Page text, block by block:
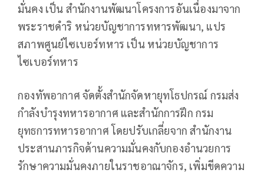
มั่นคง เป็น สำนักงานพัฒนาโครงการอันเนื่องมาจาก
พระราชดำริ หน่วยบัญชาการทหารพัฒนา, แปร
สภาพศูนย์ไซเบอร์ทหาร เป็น หน่วยบัญชาการ
ไซเบอร์ทหาร
กองทัพอากาศ จัดตั้งสำนักจัดหายุทโธปกรณ์ กรมส่ง
กำลังบำรุงทหารอากาศ และสำนักการฝึก กรม
ยุทธการทหารอากาศ โดยปรับเกลี่ยจาก สำนักงาน
ประสานภารกิจด้านความมั่นคงกับกองอำนวยการ
รักษาความมั่นคงภายในราชอาณาจักร, เพิ่มขีดความ